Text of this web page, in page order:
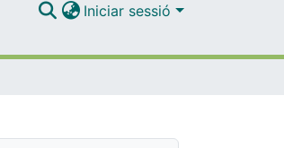
Iniciar sessió